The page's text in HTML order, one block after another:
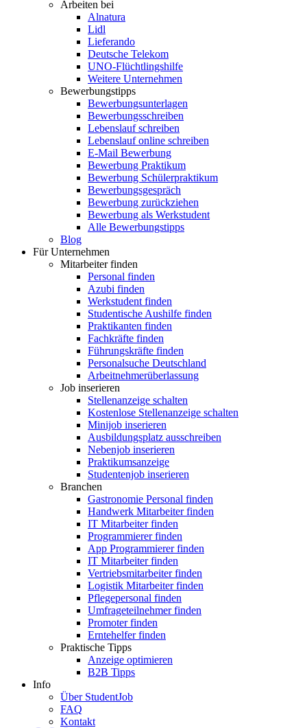
Arbeiten bei
Alnatura
Lidl
Lieferando
Deutsche Telekom
UNO-Flüchtlingshilfe
Weitere Unternehmen
Bewerbungstipps
Bewerbungsunterlagen
Bewerbungsschreiben
Lebenslauf schreiben
Lebenslauf online schreiben
E-Mail Bewerbung
Bewerbung Praktikum
Bewerbung Schülerpraktikum
Bewerbungsgespräch
Bewerbung zurückziehen
Bewerbung als Werkstudent
Alle Bewerbungstipps
Blog
Für Unternehmen
Mitarbeiter finden
Personal finden
Azubi finden
Werkstudent finden
Studentische Aushilfe finden
Praktikanten finden
Fachkräfte finden
Führungskräfte finden
Personalsuche Deutschland
Arbeitnehmerüberlassung
Job inserieren
Stellenanzeige schalten
Kostenlose Stellenanzeige schalten
Minijob inserieren
Ausbildungsplatz ausschreiben
Nebenjob inserieren
Praktikumsanzeige
Studentenjob inserieren
Branchen
Gastronomie Personal finden
Handwerk Mitarbeiter finden
IT Mitarbeiter finden
Programmierer finden
App Programmierer finden
IT Mitarbeiter finden
Vertriebsmitarbeiter finden
Logistik Mitarbeiter finden
Pflegepersonal finden
Umfrageteilnehmer finden
Promoter finden
Erntehelfer finden
Praktische Tipps
Anzeige optimieren
B2B Tipps
Info
Über StudentJob
FAQ
Kontakt